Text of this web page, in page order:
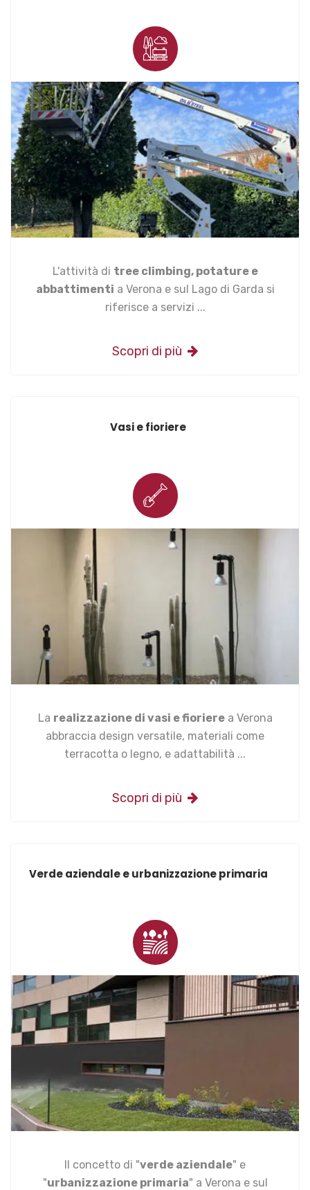
L'attività di tree climbing, potature e
abbattimenti a Verona e sul Lago di Garda si
riferisce a servizi ...
Scopri di più
Vasi e fioriere
La realizzazione di vasi e fiorierea Verona
abbraccia design versatile, materiali come
terracotta o legno, e adattabilità ...
Scopri di più
Verde aziendale e urbanizzazione primaria
Il concetto di "verde aziendale" e
"urbanizzazione primaria" a Verona e sul